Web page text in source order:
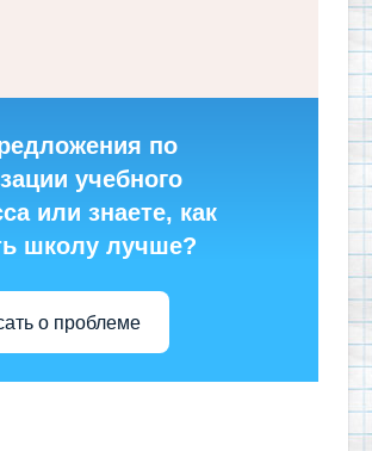
по
учебного
или знаете, как
школу лучше?
о проблеме